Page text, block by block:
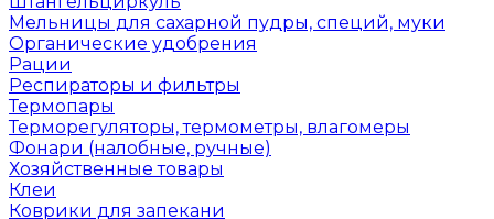
Мельницы для сахарной пудры, специй, муки
Органические удобрения
Рации
Респираторы и фильтры
Термопары
Терморегуляторы, термометры, влагомеры
Фонари (налобные, ручные)
Хозяйственные товары
Клеи
Коврики для запекани